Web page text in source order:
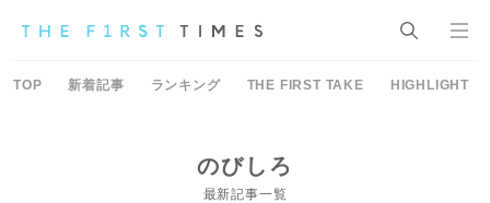
TOP 新着記事 ランキング THE FIRST TAKE HIGHLIGHT
のびしろ
最新記事一覧